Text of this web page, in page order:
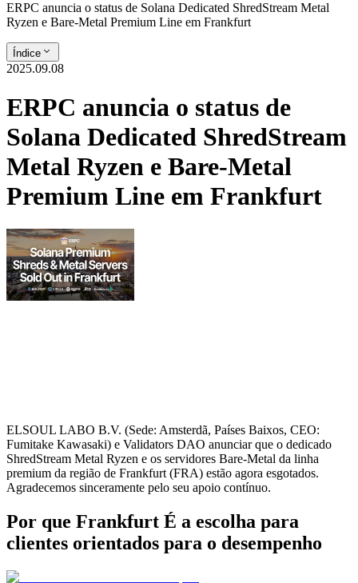
ERPC anuncia o status de Solana Dedicated ShredStream Metal
Ryzen e Bare-Metal Premium Line em Frankfurt
Índice
2025.09.08
ERPC anuncia o status de
Solana Dedicated ShredStream
Metal Ryzen e Bare-Metal
Premium Line em Frankfurt
ELSOUL LABO B.V. (Sede: Amsterdã, Países Baixos, CEO:
Fumitake Kawasaki) e Validators DAO anunciar que o dedicado
ShredStream Metal Ryzen e os servidores Bare-Metal da linha
premium da região de Frankfurt (FRA) estão agora esgotados.
Agradecemos sinceramente pelo seu apoio contínuo.
Por que Frankfurt É a escolha para
clientes orientados para o desempenho